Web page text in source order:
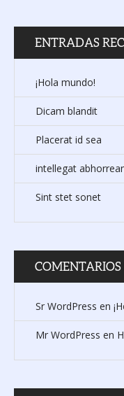
ENTRADAS
¡Hola mundo!
Dicam blandit
Placerat id sea
intellegat
Sint stet sonet
COMENTARIOS
Sr WordPress en
Mr WordPress en